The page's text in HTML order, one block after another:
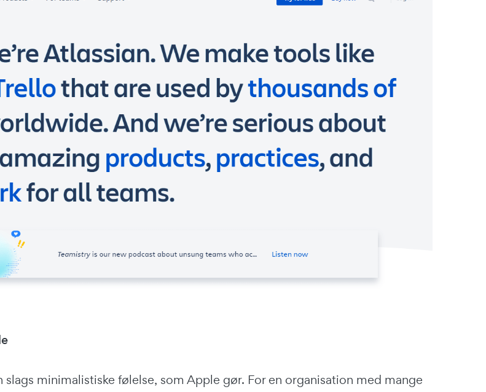
slags minimalistiske følelse, som Apple gør. For en organisation med mange